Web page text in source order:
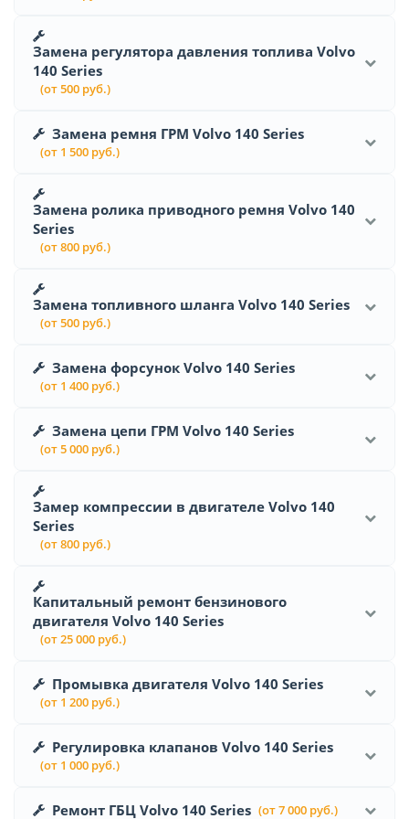
Замена регулятора давления топлива Volvo
140 Series
(от 500 руб.)
Замена ремня ГРМ Volvo 140 Series
(от 1 500 руб.)
Замена ролика приводного ремня Volvo 140
Series
(от 800 руб.)
Замена топливного шланга Volvo 140 Series
(от 500 руб.)
Замена форсунок Volvo 140 Series
(от 1 400 руб.)
Замена цепи ГРМ Volvo 140 Series
(от 5 000 руб.)
Замер компрессии в двигателе Volvo 140
Series
(от 800 руб.)
Капитальный ремонт бензинового
двигателя Volvo 140 Series
(от 25 000 руб.)
Промывка двигателя Volvo 140 Series
(от 1 200 руб.)
Регулировка клапанов Volvo 140 Series
(от 1 000 руб.)
Ремонт ГБЦ Volvo 140 Series (от 7 000 руб.)